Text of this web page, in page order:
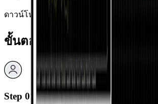
ดาวน์โหลดและติดตั้งแอป MetaTrader 5
ขั้นตอนการเข้าสู่ระบบ
Step 01